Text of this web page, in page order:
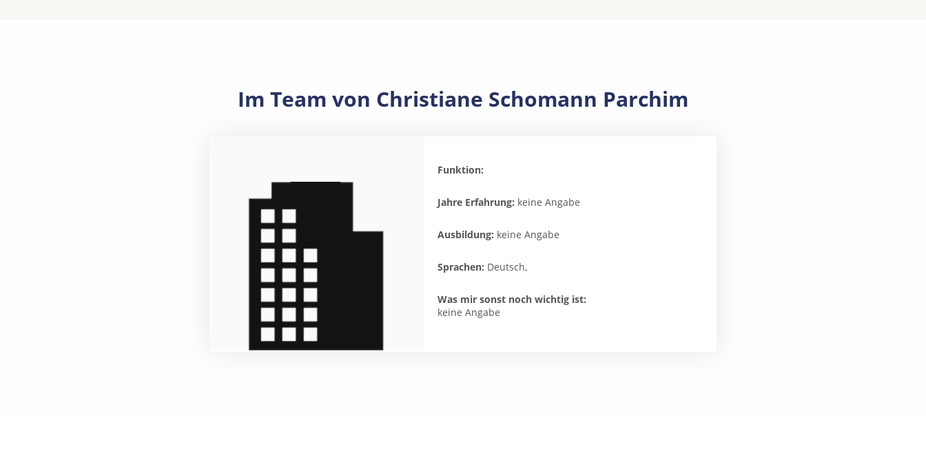
Im Team von Christiane Schomann Parchim
Funktion:
Jahre Erfahrung: keine Angabe
Ausbildung: keine Angabe
Sprachen: Deutsch,
Was mir sonst noch wichtig ist:
keine Angabe